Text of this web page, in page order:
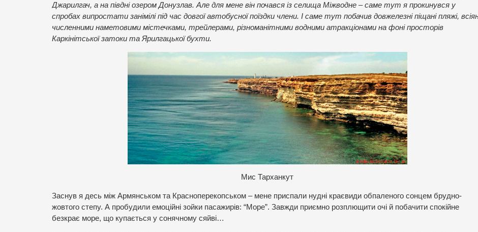
Джарилгач, а на півдні озером Донузлав. Але для мене він почався із селища Міжводне – саме тут я прокинувся у
спробах випростати занімілі під час довгої автобусної поїздки члени. І саме тут побачив довжелезні піщані пляжі,
численними наметовими містечками, трейлерами, різноманітними водними атракціонами на фоні просторів
Каркінітської затоки та Ярилгацької бухти.
Мис Тарханкут
Заснув я десь між Армянськом та Красноперекопськом – мене приспали нудні краєвиди обпаленого сонцем брудно-
жовтого степу. А пробудили емоційні зойки пасажирів: “Море”. Завжди приємно розплющити очі й побачити спокійне
безкрає море, що купається у сонячному сяйві…